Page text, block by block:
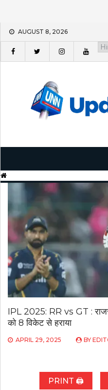
Skip
content
AUGUST 8, 2026
IPL 2025: RR vs GT :
को 8 विकेट से हराया
APRIL 29, 2025 BY
PRINT 🖨